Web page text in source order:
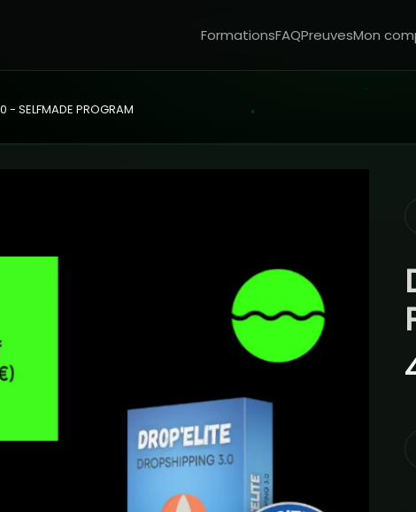
FormationsFAQPreuvesMon
- SELFMADE PROGRAM